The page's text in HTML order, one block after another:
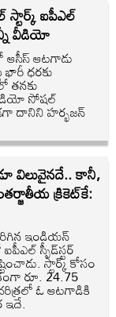
ఐపీఎల్
వీడియో
ఆటగాడు
భారీ ధరకు
తనకు
సోషల్
దానిని హర్భజన్
విలువైనదే.. కానీ,
క్రికెట్‌కే:
ఇండియన్
స్పీడ్‌స్టర్
స్టార్క్ కోసం
రూ. 24.75
ఓ ఆటగాడికి
ఇదే.